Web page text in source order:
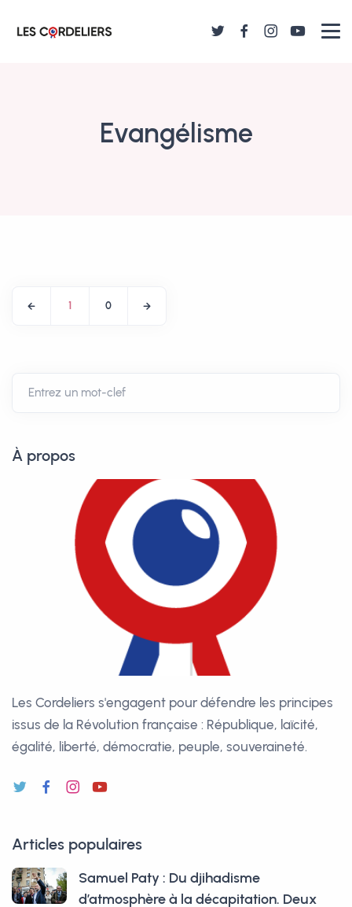
Evangélisme
1 0
À propos
Les Cordeliers s'engagent pour défendre les principes
issus de la Révolution française : République, laïcité,
égalité, liberté, démocratie, peuple, souveraineté.
Articles populaires
Samuel Paty : Du djihadisme
d’atmosphère à la décapitation. Deux